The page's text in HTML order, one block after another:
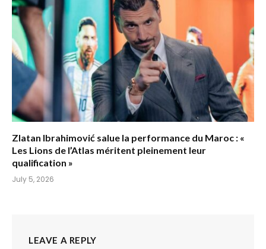
Zlatan Ibrahimović salue la performance du Maroc : «
Les Lions de l’Atlas méritent pleinement leur
qualification »
July 5, 2026
LEAVE A REPLY